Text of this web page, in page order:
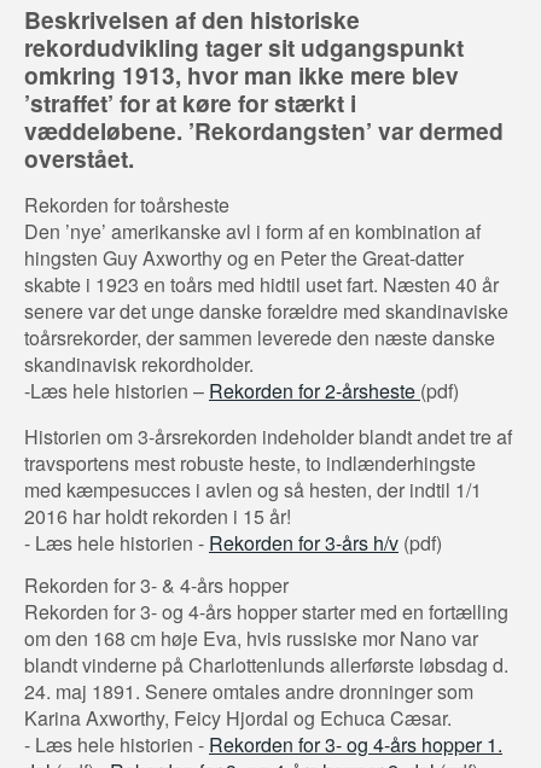
Beskrivelsen af den historiske
rekordudvikling tager sit udgangspunkt
omkring 1913, hvor man ikke mere blev
’straffet’ for at køre for stærkt i
væddeløbene. ’Rekordangsten’ var dermed
overstået.
Rekorden for toårsheste
Den ’nye’ amerikanske avl i form af en kombination af
hingsten Guy Axworthy og en Peter the Great-datter
skabte i 1923 en toårs med hidtil uset fart. Næsten 40 år
senere var det unge danske forældre med skandinaviske
toårsrekorder, der sammen leverede den næste danske
skandinavisk rekordholder.
-Læs hele historien – Rekorden for 2-årsheste (pdf)
Historien om 3-årsrekorden indeholder blandt andet tre af
travsportens mest robuste heste, to indlænderhingste
med kæmpesucces i avlen og så hesten, der indtil 1/1
2016 har holdt rekorden i 15 år!
- Læs hele historien - Rekorden for 3-års h/v (pdf)
Rekorden for 3- & 4-års hopper
Rekorden for 3- og 4-års hopper starter med en fortælling
om den 168 cm høje Eva, hvis russiske mor Nano var
blandt vinderne på Charlottenlunds allerførste løbsdag d.
24. maj 1891. Senere omtales andre dronninger som
Karina Axworthy, Feicy Hjordal og Echuca Cæsar.
- Læs hele historien - Rekorden for 3- og 4-års hopper 1.